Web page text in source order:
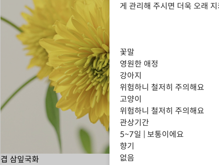
겹 삼잎국화
게 관리해 주시면 더욱 오래
꽃말
영원한 애정
강아지
위험하니 철저히 주의해요
고양이
위험하니 철저히 주의해요
관상기간
5~7일 | 보통이에요
향기
없음